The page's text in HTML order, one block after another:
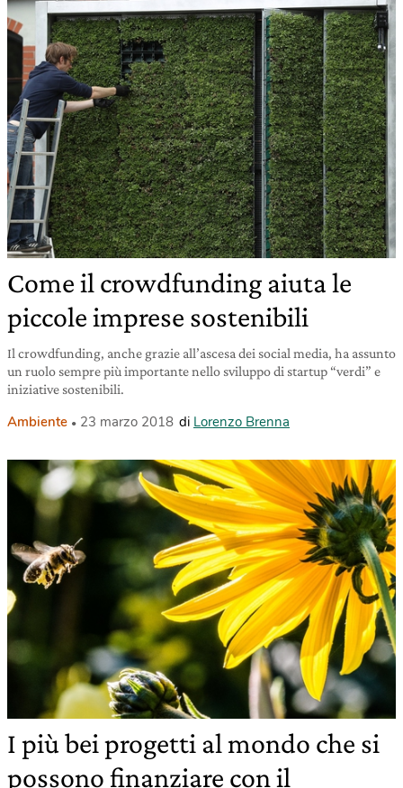
Come il crowdfunding aiuta le
piccole imprese sostenibili
Il crowdfunding, anche grazie all’ascesa dei social media, ha assunto
un ruolo sempre più importante nello sviluppo di startup “verdi” e
iniziative sostenibili.
Ambiente 23 marzo 2018 di Lorenzo Brenna
I più bei progetti al mondo che si
possono finanziare con il